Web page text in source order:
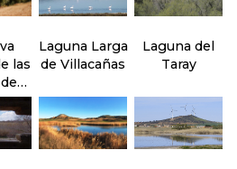
las
Laguna Larga
de Villacañas
Laguna del
Taray